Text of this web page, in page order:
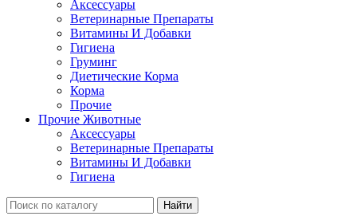
Аксессуары
Ветеринарные Препараты
Витамины И Добавки
Гигиена
Груминг
Диетические Корма
Корма
Прочие
Прочие Животные
Аксессуары
Ветеринарные Препараты
Витамины И Добавки
Гигиена
Найти